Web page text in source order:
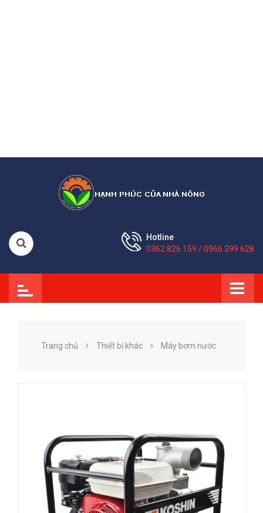
Hotline
0362 826 159 / 0966 399 628
Trang chủ Thiết bị khác Máy bơm nước